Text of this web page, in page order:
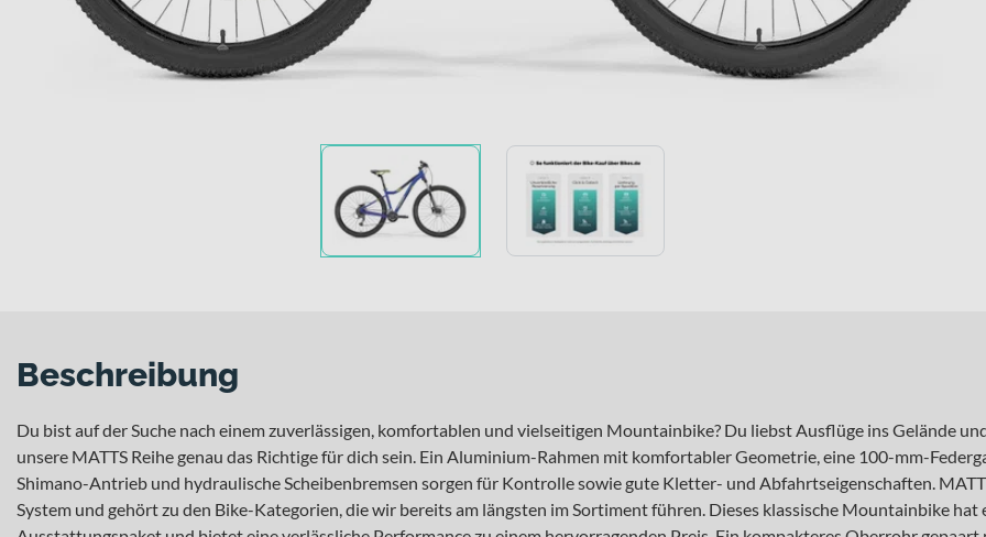
Beschreibung
Du bist auf der Suche nach einem zuverlässigen, komfortablen und vielseitigen Mountainbike? Du liebst Ausflüge ins Gelände
unsere MATTS Reihe genau das Richtige für dich sein. Ein Aluminium-Rahmen mit komfortabler Geometrie, eine 100-mm-
Shimano-Antrieb und hydraulische Scheibenbremsen sorgen für Kontrolle sowie gute Kletter- und Abfahrtseigenschaften.
System und gehört zu den Bike-Kategorien, die wir bereits am längsten im Sortiment führen. Dieses klassische Mountainbike